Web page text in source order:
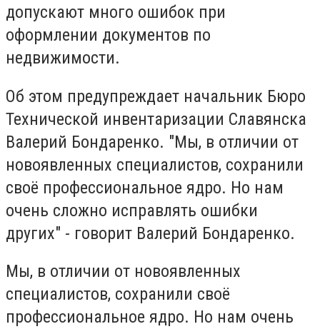
допускают много ошибок при
оформлении документов по
недвижимости.
Об этом предупреждает начальник Бюро
Технической инвентаризации Славянска
Валерий Бондаренко. "Мы, в отличии от
новоявленных специалистов, сохранили
своё профессиональное ядро. Но нам
очень сложно исправлять ошибки
других" - говорит Валерий Бондаренко.
Мы, в отличии от новоявленных
специалистов, сохранили своё
профессиональное ядро. Но нам очень